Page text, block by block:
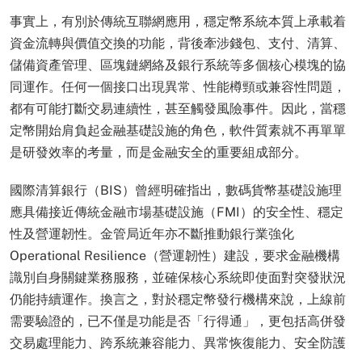
事實上，有別於傳統互聯網應用，穩定幣系統本質上承載着
資金流轉與價值交換的功能，背後牽涉錢包、支付、清算、
儲備資產管理、區塊鏈網絡及銀行系統等多個核心模塊的協
同運作。任何一個接口出現異常、性能樽頸或兼容性問題，
都有可能打斷交易連續性，甚至觸發風險事件。因此，當穩
定幣開始肩負起金融基礎設施的角色，軟件質素就不再單單
是研發效率的考量，而是金融安全的重要組成部分。
國際清算銀行（BIS）曾經明確指出，數碼貨幣基礎設施理
應具備接近傳統金融市場基礎設施（FMI）的安全性、穩定
性及營運韌性。金管局近年亦不斷推動銀行業強化
Operational Resilience（營運韌性）建設，要求金融機構
識別自身關鍵業務服務，並確保核心系統即使面對突發狀況
仍能持續運作。換言之，對於穩定幣發行機構來說，上線前
需要驗證的，已不僅是功能是否「行得通」，更包括高併發
交易處理能力、跨系統兼容能力、異常恢復能力、安全防護